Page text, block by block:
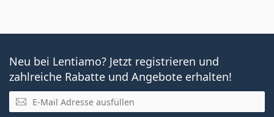
Neu bei Lentiamo? Jetzt registrieren und
zahlreiche Rabatte und Angebote erhalten!
E-Mail